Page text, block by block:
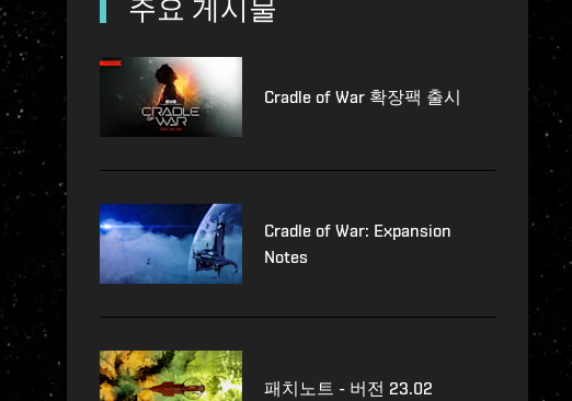
주요 게시물
Cradle of War 확장팩 출시
Cradle of War: Expansion
Notes
패치노트 - 버전 23.02